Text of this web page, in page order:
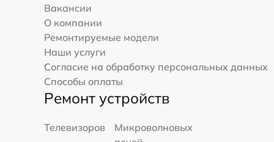
Вакансии
О компании
Ремонтируемые модели
Наши услуги
Согласие на обработку персональных данных
Способы оплаты
Ремонт устройств
Телевизоров
Микроволновых